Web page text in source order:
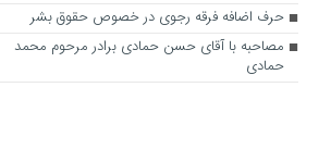
حرف اضافه فرقه رجوی در خصوص حقوق بشر
مصاحبه با آقای حسن حمادی برادر مرحوم محمد
حمادی